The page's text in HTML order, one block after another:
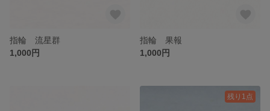
指輪 流星群
1,000円
指輪 果報
1,000円
残り1点